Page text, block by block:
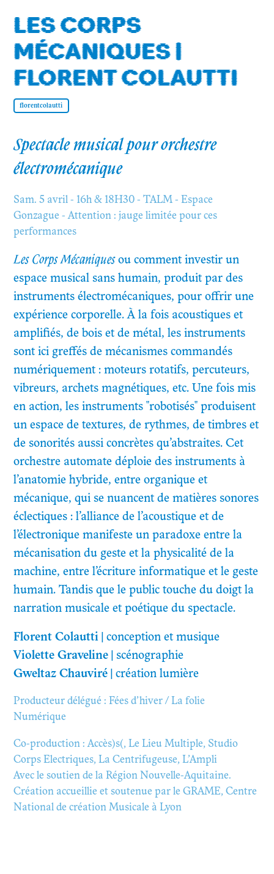
LES CORPS
MÉCANIQUES |
FLORENT COLAUTTI
florentcolautti
Spectacle musical pour orchestre
électromécanique
Sam. 5 avril - 16h & 18H30 - TALM - Espace
Gonzague - Attention : jauge limitée pour ces
performances
Les Corps Mécaniquesou comment investir un
espace musical sans humain, produit par des
instruments électromécaniques, pour offrir une
expérience corporelle. À la fois acoustiques et
amplifiés, de bois et de métal, les instruments
sont ici greffés de mécanismes commandés
numériquement : moteurs rotatifs, percuteurs,
vibreurs, archets magnétiques, etc. Une fois mis
en action, les instruments "robotisés" produisent
un espace de textures, de rythmes, de timbres et
de sonorités aussi concrètes qu’abstraites. Cet
orchestre automate déploie des instruments à
l’anatomie hybride, entre organique et
mécanique, qui se nuancent de matières sonores
éclectiques : l’alliance de l’acoustique et de
l’électronique manifeste un paradoxe entre la
mécanisation du geste et la physicalité de la
machine, entre l’écriture informatique et le geste
humain. Tandis que le public touche du doigt la
narration musicale et poétique du spectacle.
Florent Colautti| conception et musique
Violette Graveline| scénographie
Gweltaz Chauviré
| création lumière
Producteur délégué : Fées d’hiver / La folie
Numérique
Co-production : Accès)s(, Le Lieu Multiple, Studio
Corps Electriques, La Centrifugeuse, L’Ampli
Avec le soutien de la Région Nouvelle-Aquitaine.
Création accueillie et soutenue par le GRAME, Centre
National de création Musicale à Lyon